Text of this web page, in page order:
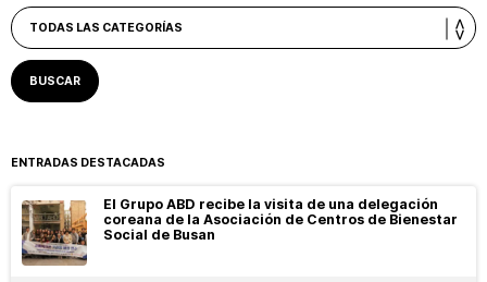
ENTRADAS DESTACADAS
El Grupo ABD recibe la visita de una delegación
coreana de la Asociación de Centros de Bienestar
Social de Busan